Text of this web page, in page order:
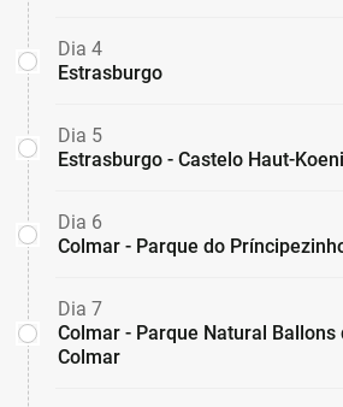
Dia 4
Estrasburgo
Dia 5
Estrasburgo - Castelo Haut-
Dia 6
Colmar - Parque do
Dia 7
Colmar - Parque Natural Ballons
Colmar